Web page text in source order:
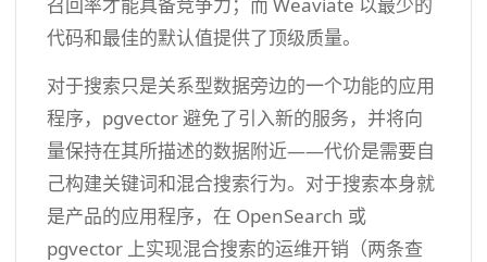
代码和最佳的默认值提供了顶级质量。
对于搜索只是关系型数据旁边的一个功能的应用
程序，pgvector 避免了引入新的服务，并将向
量保持在其所描述的数据附近——代价是需要自
己构建关键词和混合搜索行为。对于搜索本身就
是产品的应用程序，在 OpenSearch 或
pgvector 上实现混合搜索的运维开销（两条查